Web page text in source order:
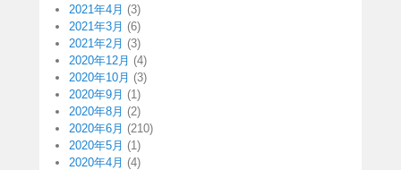
2021年4月 (3)
2021年3月 (6)
2021年2月 (3)
2020年12月 (4)
2020年10月 (3)
2020年9月 (1)
2020年8月 (2)
2020年6月 (210)
2020年5月 (1)
2020年4月 (4)